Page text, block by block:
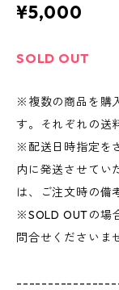
¥5,000
SOLD OUT
※複数の商品を購
す。それぞれの送
※配送日時指定を
内に発送させてい
は、ご注文時の備
※SOLD OUTの場
問合せくださいま